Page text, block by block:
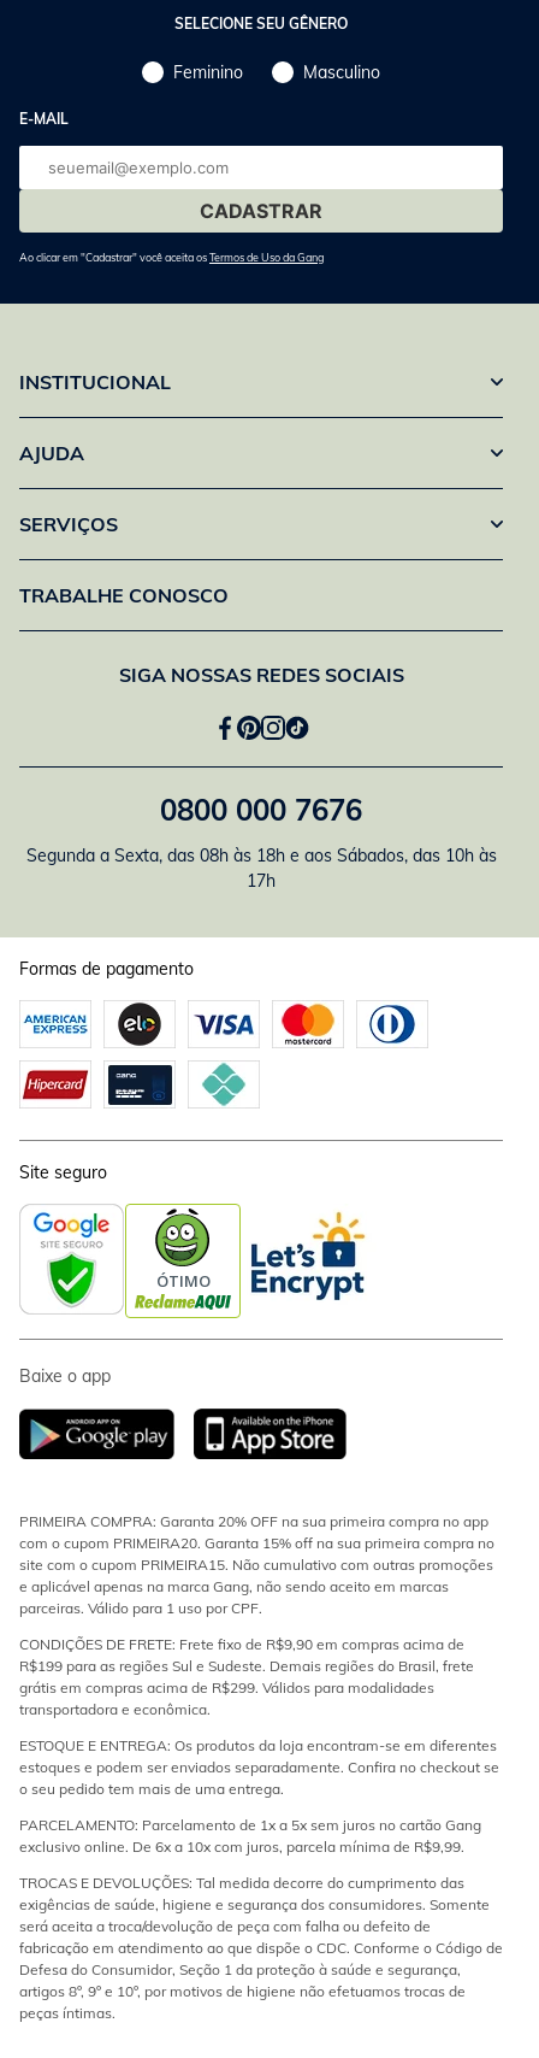
SELECIONE SEU GÊNERO
Feminino Masculino
E-MAIL
E-
mail
Ao clicar em "Cadastrar" você aceita osTermos de Uso da Gang
INSTITUCIONAL
AJUDA
SERVIÇOS
TRABALHE CONOSCO
SIGA NOSSAS REDES SOCIAIS
0800 000 7676
Segunda a Sexta, das 08h às 18h e aos Sábados, das 10h às
17h
Formas de pagamento
Site seguro
Baixe o app
PRIMEIRA COMPRA: Garanta 20% OFF na sua primeira compra no app
com o cupom PRIMEIRA20. Garanta 15% off na sua primeira compra no
site com o cupom PRIMEIRA15. Não cumulativo com outras promoções
e aplicável apenas na marca Gang, não sendo aceito em marcas
parceiras. Válido para 1 uso por CPF.
CONDIÇÕES DE FRETE: Frete fixo de R$9,90 em compras acima de
R$199 para as regiões Sul e Sudeste. Demais regiões do Brasil, frete
grátis em compras acima de R$299. Válidos para modalidades
transportadora e econômica.
ESTOQUE E ENTREGA: Os produtos da loja encontram-se em diferentes
estoques e podem ser enviados separadamente. Confira no checkout se
o seu pedido tem mais de uma entrega.
PARCELAMENTO: Parcelamento de 1x a 5x sem juros no cartão Gang
exclusivo online. De 6x a 10x com juros, parcela mínima de R$9,99.
TROCAS E DEVOLUÇÕES: Tal medida decorre do cumprimento das
exigências de saúde, higiene e segurança dos consumidores. Somente
será aceita a troca/devolução de peça com falha ou defeito de
fabricação em atendimento ao que dispõe o CDC. Conforme o Código de
Defesa do Consumidor, Seção 1 da proteção à saúde e segurança,
artigos 8º, 9º e 10º, por motivos de higiene não efetuamos trocas de
peças íntimas.